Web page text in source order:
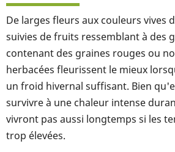
De larges fleurs aux couleurs vives
suivies de fruits ressemblant à des
contenant des graines rouges ou
herbacées fleurissent le mieux
un froid hivernal suffisant. Bien
survivre à une chaleur intense
vivront pas aussi longtemps si les
trop élevées.